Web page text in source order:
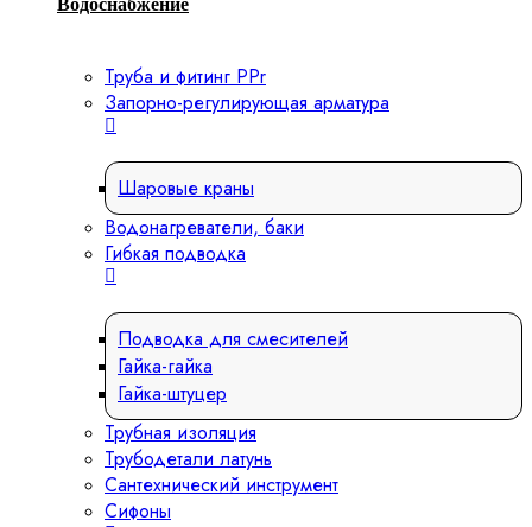
Водоснабжение
Труба и фитинг PPr
Запорно-регулирующая арматура
Шаровые краны
Водонагреватели, баки
Гибкая подводка
Подводка для смесителей
Гайка-гайка
Гайка-штуцер
Трубная изоляция
Трубодетали латунь
Сантехнический инструмент
Сифоны